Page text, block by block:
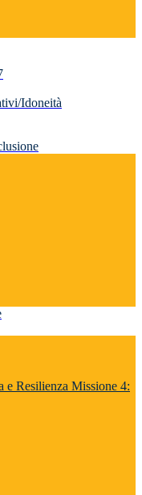
Idoneità
e Resilienza Missione 4: